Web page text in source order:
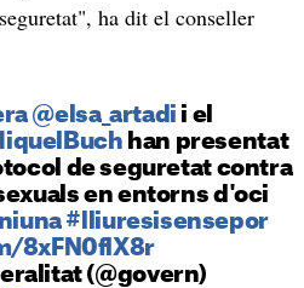
ha dit el conseller
@elsa_artadi i el
han presentat
de seguretat contra
en entorns d'oci
#lliuresisensepor
8xFN0flX8r
(@govern)